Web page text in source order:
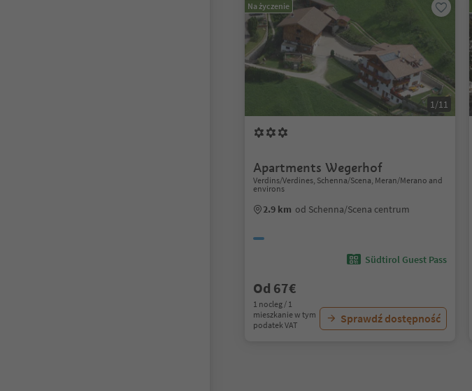
Na życzenie
1/11
Apartments Wegerhof
Verdins/Verdines, Schenna/Scena, Meran/Merano and
environs
2.9 km od Schenna/Scena centrum
Südtirol Guest Pass
Od 67€
1 nocleg / 1
mieszkanie w tym
podatek VAT
Sprawdź dostępność